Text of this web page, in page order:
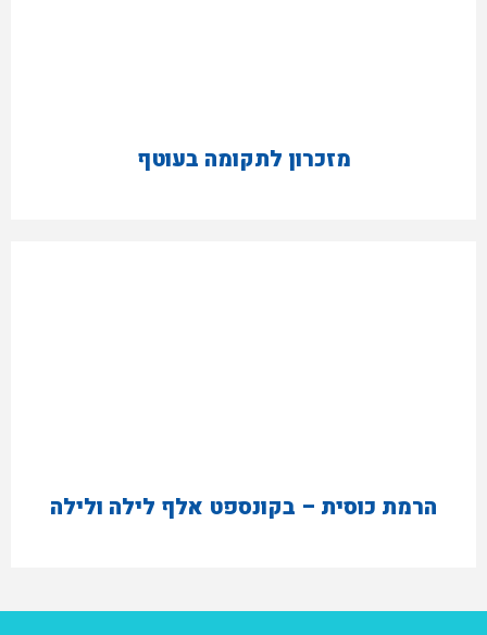
מזכרון לתקומה בעוטף
הרמת כוסית – בקונספט אלף לילה ולילה